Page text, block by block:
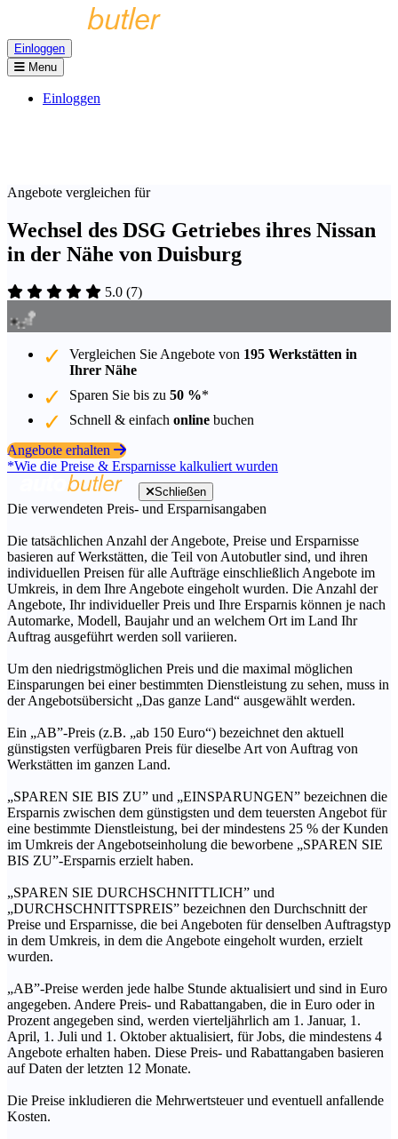
Einloggen
Menu
Einloggen
Angebote vergleichen für
Wechsel des DSG Getriebes ihres Nissan
in der Nähe von Duisburg
5.0 (7)
Vergleichen Sie Angebote von 195 Werkstätten in
Ihrer Nähe
Sparen Sie bis zu 50 %*
Schnell & einfach online buchen
Angebote erhalten
*Wie die Preise & Ersparnisse kalkuliert wurden
Schließen
Die verwendeten Preis- und Ersparnisangaben
Die tatsächlichen Anzahl der Angebote, Preise und Ersparnisse
basieren auf Werkstätten, die Teil von Autobutler sind, und ihren
individuellen Preisen für alle Aufträge einschließlich Angebote im
Umkreis, in dem Ihre Angebote eingeholt wurden. Die Anzahl der
Angebote, Ihr individueller Preis und Ihre Ersparnis können je nach
Automarke, Modell, Baujahr und an welchem Ort im Land Ihr
Auftrag ausgeführt werden soll variieren.
Um den niedrigstmöglichen Preis und die maximal möglichen
Einsparungen bei einer bestimmten Dienstleistung zu sehen, muss in
der Angebotsübersicht „Das ganze Land“ ausgewählt werden.
Ein „AB”-Preis (z.B. „ab 150 Euro“) bezeichnet den aktuell
günstigsten verfügbaren Preis für dieselbe Art von Auftrag von
Werkstätten im ganzen Land.
„SPAREN SIE BIS ZU” und „EINSPARUNGEN” bezeichnen die
Ersparnis zwischen dem günstigsten und dem teuersten Angebot für
eine bestimmte Dienstleistung, bei der mindestens 25 % der Kunden
im Umkreis der Angebotseinholung die beworbene „SPAREN SIE
BIS ZU”-Ersparnis erzielt haben.
„SPAREN SIE DURCHSCHNITTLICH” und
„DURCHSCHNITTSPREIS” bezeichnen den Durchschnitt der
Preise und Ersparnisse, die bei Angeboten für denselben Auftragstyp
in dem Umkreis, in dem die Angebote eingeholt wurden, erzielt
wurden.
„AB”-Preise werden jede halbe Stunde aktualisiert und sind in Euro
angegeben. Andere Preis- und Rabattangaben, die in Euro oder in
Prozent angegeben sind, werden vierteljährlich am 1. Januar, 1.
April, 1. Juli und 1. Oktober aktualisiert, für Jobs, die mindestens 4
Angebote erhalten haben. Diese Preis- und Rabattangaben basieren
auf Daten der letzten 12 Monate.
Die Preise inkludieren die Mehrwertsteuer und eventuell anfallende
Kosten.